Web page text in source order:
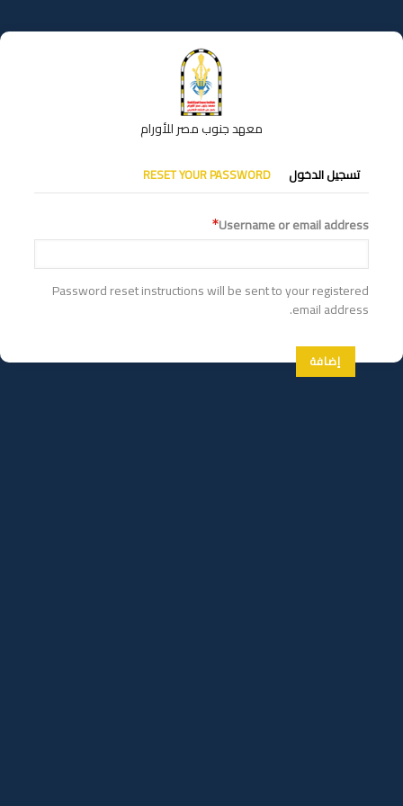
إلى
المحتوى
معهد جنوب مصر للأورام
التبويبات
الأساسية
تسجيل الدخول RESET YOUR PASSWORD
Username or email address
Password reset instructions will be sent to your registered
email address.